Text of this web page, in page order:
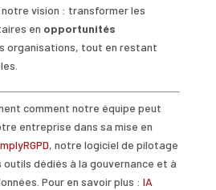
vision : transformer les
en opportunités
organisations, tout en restant
comment notre équipe peut
entreprise dans sa mise en
, notre logiciel de pilotage
outils dédiés à la gouvernance et à
Pour en savoir plus :IA